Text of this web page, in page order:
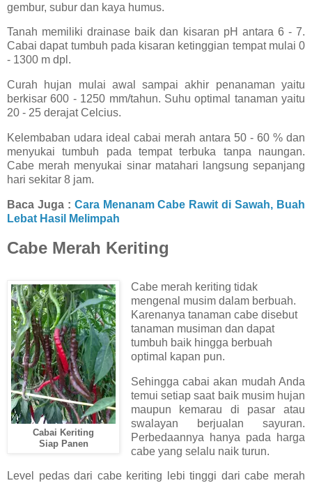
gembur, subur dan kaya humus.
Tanah memiliki drainase baik dan kisaran pH antara 6 - 7.
Cabai dapat tumbuh pada kisaran ketinggian tempat mulai 0
- 1300 m dpl.
Curah hujan mulai awal sampai akhir penanaman yaitu
berkisar 600 - 1250 mm/tahun. Suhu optimal tanaman yaitu
20 - 25 derajat Celcius.
Kelembaban udara ideal cabai merah antara 50 - 60 % dan
menyukai tumbuh pada tempat terbuka tanpa naungan.
Cabe merah menyukai sinar matahari langsung sepanjang
hari sekitar 8 jam.
Baca Juga : Cara Menanam Cabe Rawit di Sawah, Buah
Lebat Hasil Melimpah
Cabe Merah Keriting
Cabai Keriting
Siap Panen
Cabe merah keriting tidak
mengenal musim dalam berbuah.
Karenanya tanaman cabe disebut
tanaman musiman dan dapat
tumbuh baik hingga berbuah
optimal kapan pun.
Sehingga cabai akan mudah Anda
temui setiap saat baik musim hujan
maupun kemarau di pasar atau
swalayan berjualan sayuran.
Perbedaannya hanya pada harga
cabe yang selalu naik turun.
Level pedas dari cabe keriting lebi tinggi dari cabe merah